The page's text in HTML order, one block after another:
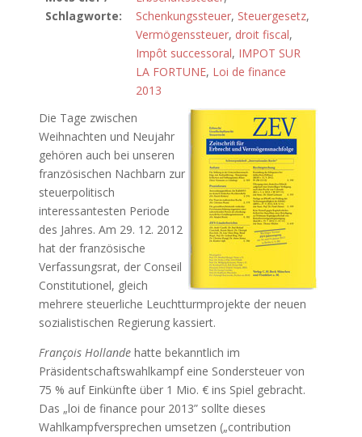
Schlagworte:
Schenkungssteuer, Steuergesetz,
Vermögenssteuer, droit fiscal,
Impôt successoral, IMPOT SUR
LA FORTUNE, Loi de finance
2013
Die Tage zwischen
Weihnachten und Neujahr
gehören auch bei unseren
französischen Nachbarn zur
steuerpolitisch
interessantesten Periode
des Jahres. Am 29. 12. 2012
hat der französische
Verfassungsrat, der Conseil
Constitutionel, gleich
mehrere steuerliche Leuchtturmprojekte der neuen
sozialistischen Regierung kassiert.
François Hollandehatte bekanntlich im
Präsidentschaftswahlkampf eine Sondersteuer von
75 % auf Einkünfte über 1 Mio. € ins Spiel gebracht.
Das „loi de finance pour 2013” sollte dieses
Wahlkampfversprechen umsetzen („contribution